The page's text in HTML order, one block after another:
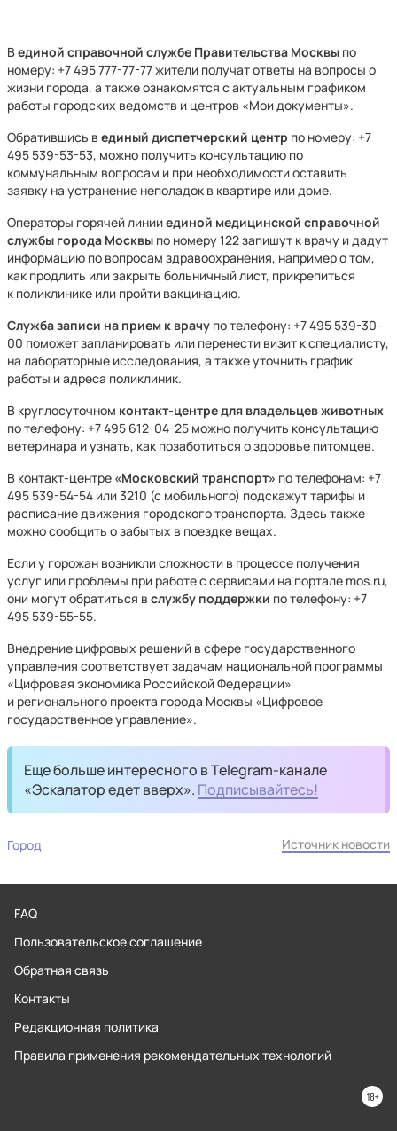
Вединой справочной службе Правительства Москвы по
номеру: +7 495 777-77-77 жители получат ответы на вопросы о
жизни города, а также ознакомятся с актуальным графиком
работы городских ведомств и центров «Мои документы».
Обратившись в единый диспетчерский центр по номеру: +7
495 539-53-53, можно получить консультацию по
коммунальным вопросам и при необходимости оставить
заявку на устранение неполадок в квартире или доме.
Операторы горячей линииединой медицинской справочной
службы города Москвы по номеру 122 запишут к врачу и дадут
информацию по вопросам здравоохранения, например о том,
как продлить или закрыть больничный лист, прикрепиться
к поликлинике или пройти вакцинацию.
Служба записи на прием к врачу по телефону: +7 495 539-30-
00 поможет запланировать или перенести визит к специалисту,
на лабораторные исследования, а также уточнить график
работы и адреса поликлиник.
В круглосуточном контакт-центре для владельцев животных
по телефону: +7 495 612-04-25 можно получить консультацию
ветеринара и узнать, как позаботиться о здоровье питомцев.
В контакт-центре «Московский транспорт» по телефонам: +7
495 539-54-54 или 3210 (с мобильного) подскажут тарифы и
расписание движения городского транспорта. Здесь также
можно сообщить о забытых в поездке вещах.
Если у горожан возникли сложности в процессе получения
услуг или проблемы при работе с сервисами на портале mos.ru,
они могут обратиться в службу поддержки по телефону: +7
495 539-55-55.
Внедрение цифровых решений в сфере государственного
управления соответствует задачам национальной программы
«Цифровая экономика Российской Федерации»
и регионального проекта города Москвы «Цифровое
государственное управление».
Еще больше интересного в Telegram-канале
«Эскалатор едет вверх». Подписывайтесь!
Город Источник новости
FAQ
Пользовательское соглашение
Обратная связь
Контакты
Редакционная политика
Правила применения рекомендательных технологий